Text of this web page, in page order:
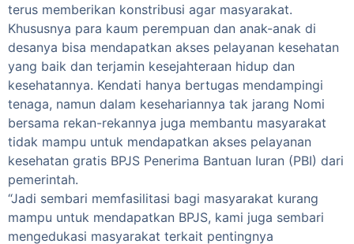
terus memberikan konstribusi agar masyarakat.
Khususnya para kaum perempuan dan anak-anak di
desanya bisa mendapatkan akses pelayanan kesehatan
yang baik dan terjamin kesejahteraan hidup dan
kesehatannya. Kendati hanya bertugas mendampingi
tenaga, namun dalam kesehariannya tak jarang Nomi
bersama rekan-rekannya juga membantu masyarakat
tidak mampu untuk mendapatkan akses pelayanan
kesehatan gratis BPJS Penerima Bantuan Iuran (PBI) dari
pemerintah.
“Jadi sembari memfasilitasi bagi masyarakat kurang
mampu untuk mendapatkan BPJS, kami juga sembari
mengedukasi masyarakat terkait pentingnya